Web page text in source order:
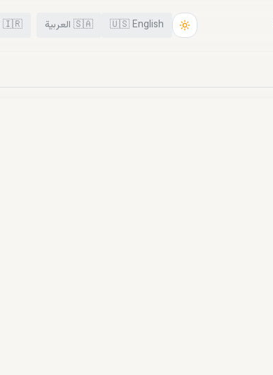
🇺🇸English
🇸🇦 العربية 🇮🇷